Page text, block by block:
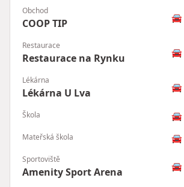
Obchod
COOP TIP 🚘
Restaurace
Restaurace na Rynku 🚘
Lékárna
Lékárna U Lva 🚘
Škola 🚘
Mateřská škola 🚘
Sportoviště
Amenity Sport Arena 🚘